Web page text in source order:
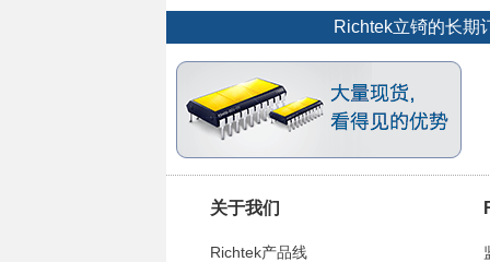
Richtek立锜的长期
关于我们
Richtek产品线